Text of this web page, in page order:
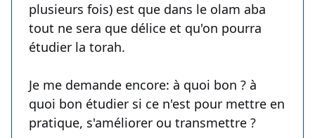
plusieurs fois) est que dans le olam aba
tout ne sera que délice et qu'on pourra
étudier la torah.
Je me demande encore: à quoi bon ? à
quoi bon étudier si ce n'est pour mettre en
pratique, s'améliorer ou transmettre ?